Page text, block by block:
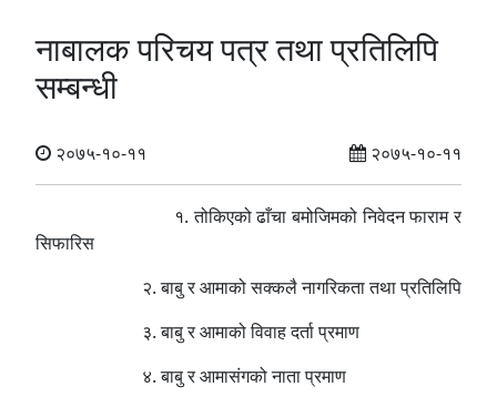
नाबालक परिचय पत्र तथा प्रतिलिपि
सम्बन्धी
२०७५-१०-११ २०७५-१०-११
१. तोकिएको ढाँचा बमोजिमको निवेदन फाराम र
सिफारिस
२. बाबु र आमाको सक्कलै नागरिकता तथा प्रतिलिपि
३. बाबु र आमाको विवाह दर्ता प्रमाण
४. बाबु र आमासंगको नाता प्रमाण